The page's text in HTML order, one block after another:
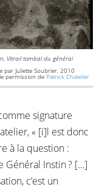
Vitrail tombal du général
par Juliette Soubrier, 2010
permission de Patrick Chatelier
signature
« [i]l est donc
à la question :
Général Instin ? […]
c’est un